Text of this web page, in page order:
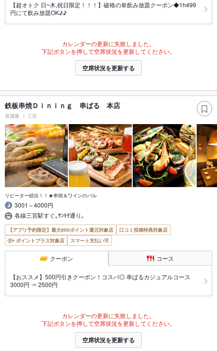
【超オトク 日~木,祝日限定！！！】破格の単飲み放題クーポン◆1h499
円にて飲み放題OK♪♪
カレンダーの更新に失敗しました。
下記ボタンを押して空席状況を更新してください。
空席状況を更新する
鉄板串焼Ｄｉｎｉｎｇ 串ばる 本店
居酒屋 三宮
リピーター続出！！★串焼＆ワインのバル
3001～4000円
各線三宮駅すぐ｡ｻﾝｷﾀ通り｡
【アプリ予約限定】最大800ポイント還元対象店
口コミ投稿特典対象店
ポイントプラス対象店
スマート支払い可
クーポン コース
【おススメ】500円引きクーポン！コスパ◎ 串ばるカジュアルコース
3000円 ⇒ 2500円
カレンダーの更新に失敗しました。
下記ボタンを押して空席状況を更新してください。
空席状況を更新する